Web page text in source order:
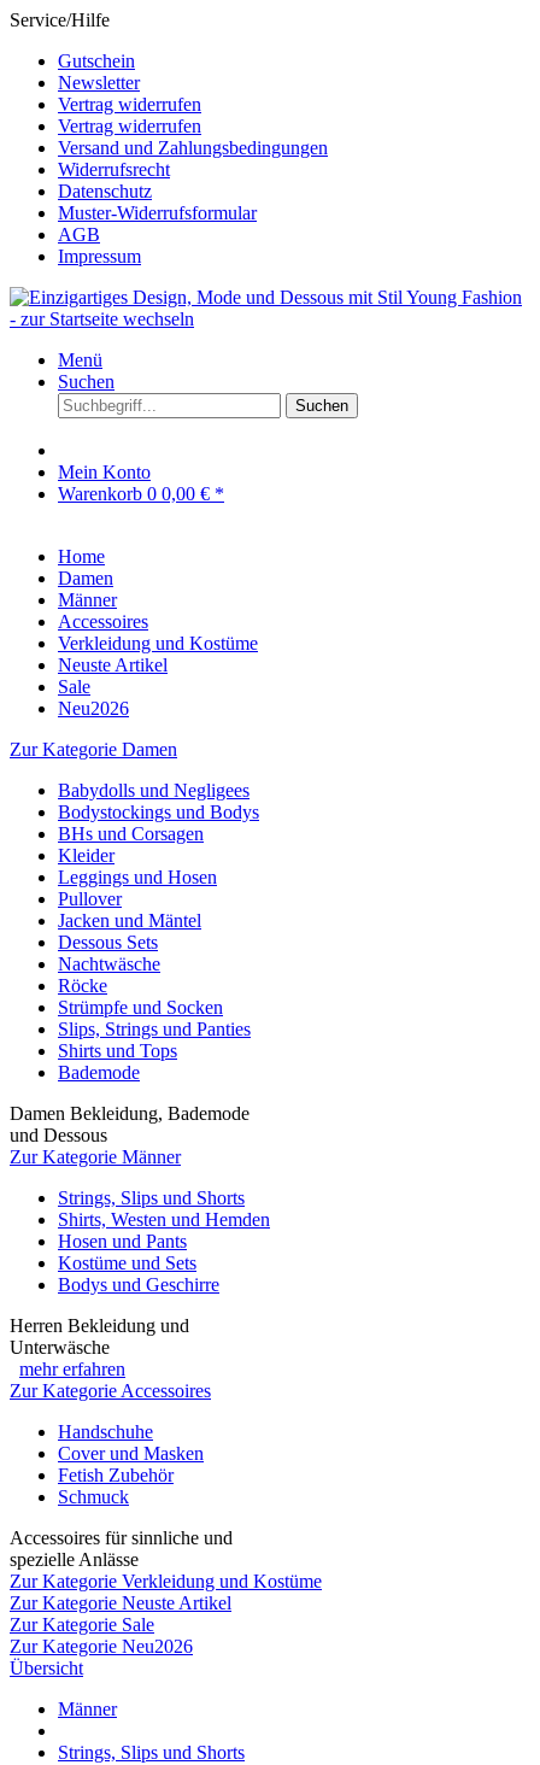
Service/Hilfe
Gutschein
Newsletter
Vertrag widerrufen
Vertrag widerrufen
Versand und Zahlungsbedingungen
Widerrufsrecht
Datenschutz
Muster-Widerrufsformular
AGB
Impressum
Menü
Suchen
Suchen
Mein Konto
Warenkorb 0 0,00 € *
Home
Damen
Männer
Accessoires
Verkleidung und Kostüme
Neuste Artikel
Sale
Neu2026
Zur Kategorie Damen
Babydolls und Negligees
Bodystockings und Bodys
BHs und Corsagen
Kleider
Leggings und Hosen
Pullover
Jacken und Mäntel
Dessous Sets
Nachtwäsche
Röcke
Strümpfe und Socken
Slips, Strings und Panties
Shirts und Tops
Bademode
Damen Bekleidung, Bademode
und Dessous
Zur Kategorie Männer
Strings, Slips und Shorts
Shirts, Westen und Hemden
Hosen und Pants
Kostüme und Sets
Bodys und Geschirre
Herren Bekleidung und
Unterwäsche
mehr erfahren
Zur Kategorie Accessoires
Handschuhe
Cover und Masken
Fetish Zubehör
Schmuck
Accessoires für sinnliche und
spezielle Anlässe
Zur Kategorie Verkleidung und Kostüme
Zur Kategorie Neuste Artikel
Zur Kategorie Sale
Zur Kategorie Neu2026
Übersicht
Männer
Strings, Slips und Shorts